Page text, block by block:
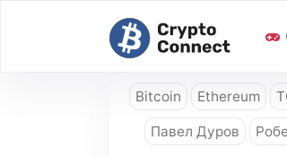
Bitcoin Ethereum
Павел Дуров